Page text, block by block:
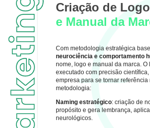
Criação de Logo
e Manual da
Com metodologia estratégica
neurociência e comportamento
nome, logo e manual da marca.
executado com precisão
empresa para se tornar
metodologia:
Naming estratégico: criação de
propósito e gera lembrança,
neurológicos.